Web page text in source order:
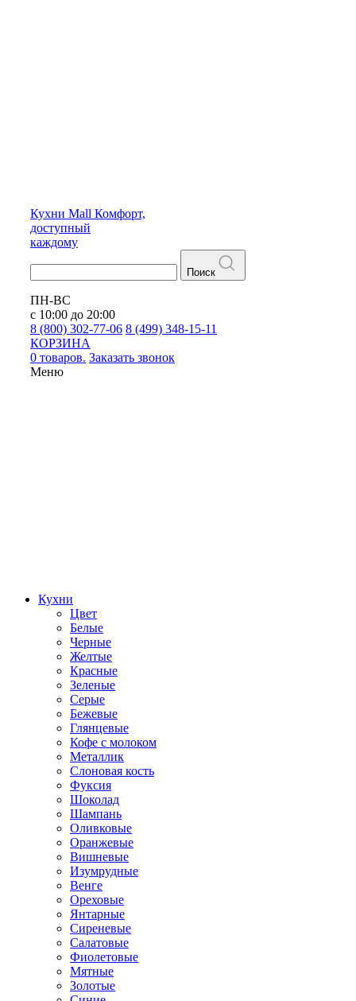
Кухни Mall Комфорт,
доступный
каждому
Поиск
ПН-ВС
с 10:00 до 20:00
8 (800) 302-77-06 8 (499) 348-15-11
КОРЗИНА
0 товаров. Заказать звонок
Меню
Кухни
Цвет
Белые
Черные
Желтые
Красные
Зеленые
Серые
Бежевые
Глянцевые
Кофе с молоком
Металлик
Слоновая кость
Фуксия
Шоколад
Шампань
Оливковые
Оранжевые
Вишневые
Изумрудные
Венге
Ореховые
Янтарные
Сиреневые
Салатовые
Фиолетовые
Мятные
Золотые